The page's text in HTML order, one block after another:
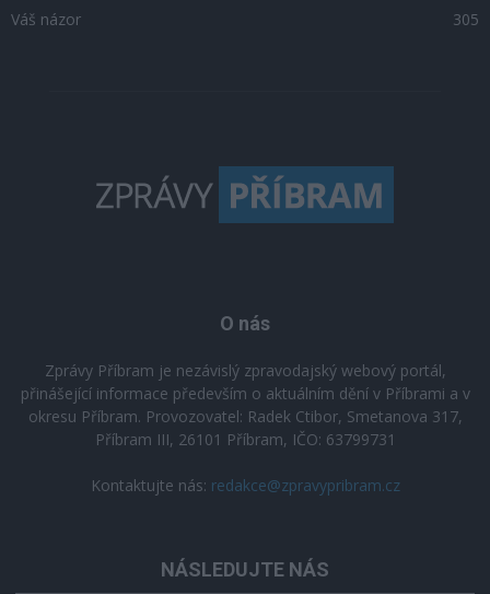
Váš názor
305
O nás
Zprávy Příbram je nezávislý zpravodajský webový portál,
přinášející informace především o aktuálním dění v Příbrami a v
okresu Příbram. Provozovatel: Radek Ctibor, Smetanova 317,
Příbram III, 26101 Příbram, IČO: 63799731
Kontaktujte nás: redakce@zpravypribram.cz
NÁSLEDUJTE NÁS